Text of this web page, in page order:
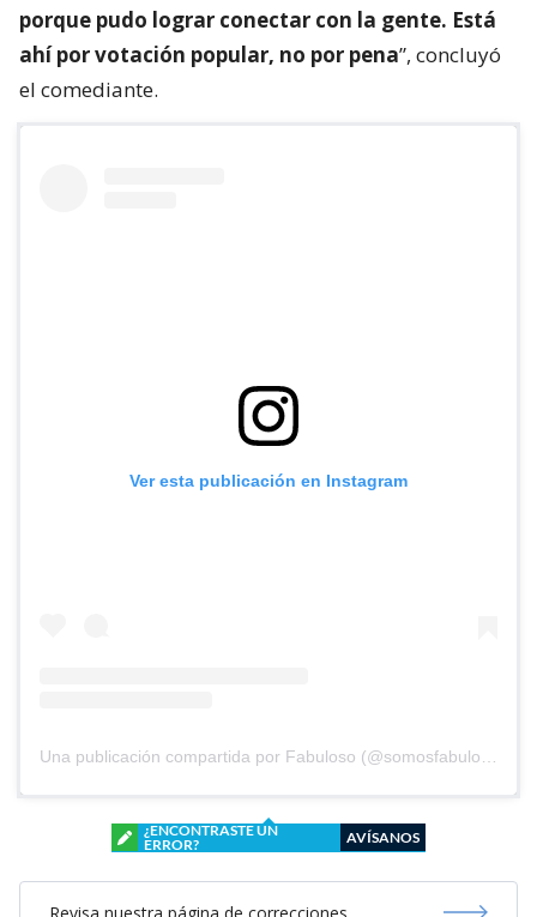
porque pudo lograr conectar con la gente. Está
ahí por votación popular, no por pena”, concluyó
el comediante.
Ver esta publicación en Instagram
¿ENCONTRASTE UN
ERROR?
AVÍSANOS